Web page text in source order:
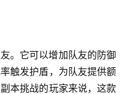
。它可以增加队友的防御
触发护盾，为队友提供额
本挑战的玩家来说，这款